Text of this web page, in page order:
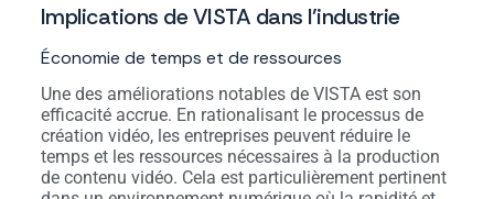
Implications de VISTA dans l’industrie
Économie de temps et de ressources
Une des améliorations notables de VISTA est son
efficacité accrue. En rationalisant le processus de
création vidéo, les entreprises peuvent réduire le
temps et les ressources nécessaires à la production
de contenu vidéo. Cela est particulièrement pertinent